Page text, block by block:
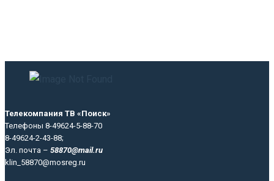
Телекомпания ТВ «Поиск»
Телефоны 8-49624-5-88-70
8-49624-2-43-88;
Эл. почта – 58870@mail.ru
klin_58870@mosreg.ru